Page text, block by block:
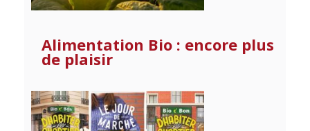
Alimentation Bio : encore plus
de plaisir